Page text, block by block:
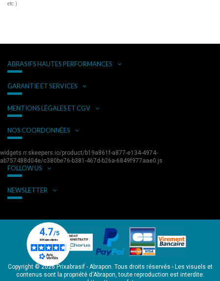
etc.)
ABRASIFS HAUTES PERFORMANCES
GARANTIE ET SERVICES
MENTIONS LÉGALES ET CGV
NOS COORDONNÉES
widgets.rr.skeepers.io/product/b19a861f-a877-e134-4974-
ab757488d04e/c380be76-b381-467d-b26a-6849f977aae0.js
FOLLOW US
NEWSLETTER
Copyright © 2026 Prixabrasif - Abrapon. Tous droits réservés - Les visuels et
contenus sont la propriété d'Abrapon, toute reproduction est interdite.